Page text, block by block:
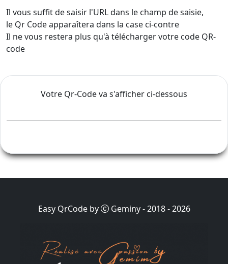
Il vous suffit de saisir l'URL dans le champ de saisie,
le Qr Code apparaîtera dans la case ci-contre
Il ne vous restera plus qu'à télécharger votre code QR-
code
Votre Qr-Code va s'afficher ci-dessous
Easy QrCode by Geminy - 2018 -2026